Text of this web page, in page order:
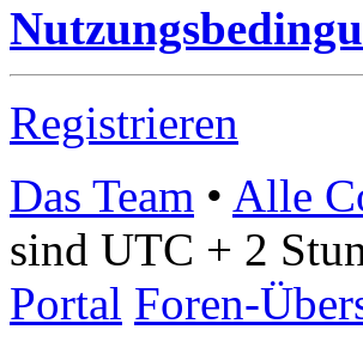
Registrieren
Das Team • Alle
sind UTC + 2
Portal Foren-